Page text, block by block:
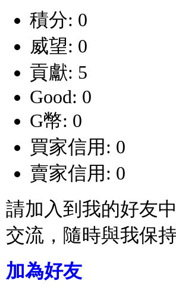
積分: 0
威望: 0
貢獻: 5
Good: 0
G幣: 0
買家信用: 0
賣家信用: 0
請加入到我的好友
交流，隨時與我保
加為好友